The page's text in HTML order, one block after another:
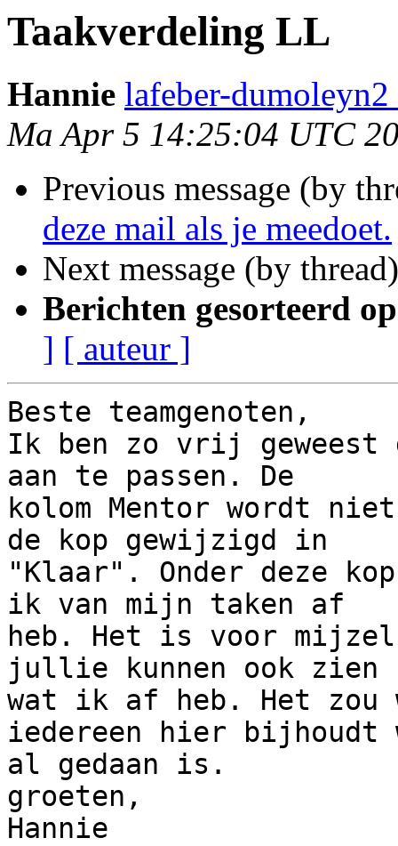
Taakverdeling LL
Hannie lafeber-
Ma Apr 5 14:25:04 UTC
Previous message (by
deze mail als je meedoet.
Next message (by
Berichten gesorteerd
] [ auteur ]
Beste teamgenoten,
Ik ben zo vrij geweest
aan te passen. De
kolom Mentor wordt
de kop gewijzigd in
"Klaar". Onder deze
ik van mijn taken af
heb. Het is voor
jullie kunnen ook zien
wat ik af heb. Het
iedereen hier bijhoudt
al gedaan is.
groeten,
Hannie